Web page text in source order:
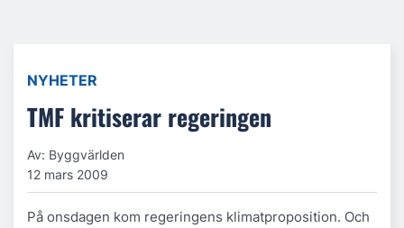
NYHETER
TMF kritiserar regeringen
Av: Byggvärlden
12 mars 2009
På onsdagen kom regeringens klimatproposition. Och